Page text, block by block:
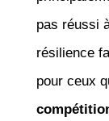
pas réussi
résilience
pour ceux